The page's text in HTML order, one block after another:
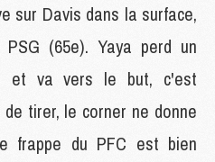
sur Davis dans la surface,
(65e). Yaya perd un
et va vers le but, c'est
tirer, le corner ne donne
frappe du PFC est bien